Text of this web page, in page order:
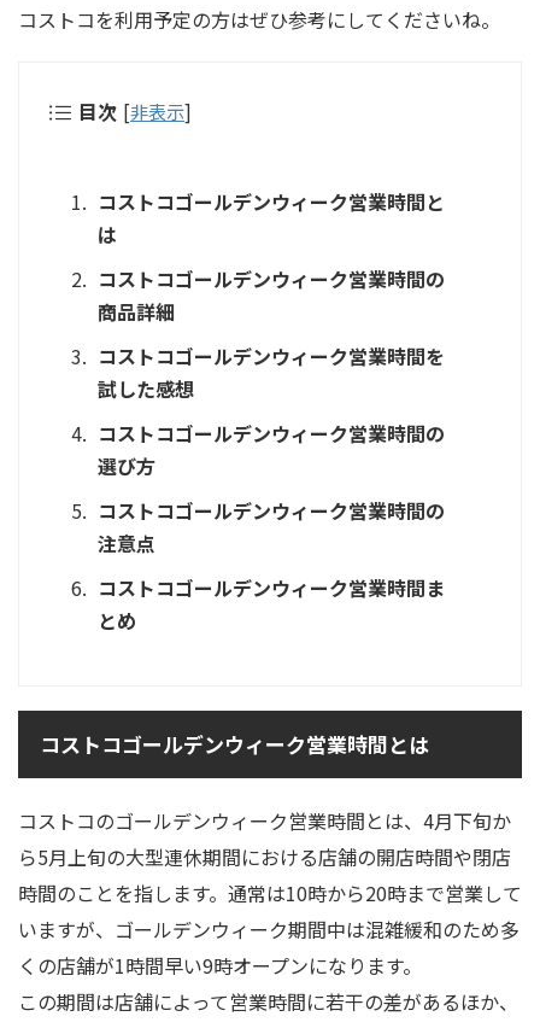
コストコを利用予定の方はぜひ参考にしてくださいね。
目次 [非表示]
コストコゴールデンウィーク営業時間と
は
コストコゴールデンウィーク営業時間の
商品詳細
コストコゴールデンウィーク営業時間を
試した感想
コストコゴールデンウィーク営業時間の
選び方
コストコゴールデンウィーク営業時間の
注意点
コストコゴールデンウィーク営業時間ま
とめ
コストコゴールデンウィーク営業時間とは
コストコのゴールデンウィーク営業時間とは、4月下旬か
ら5月上旬の大型連休期間における店舗の開店時間や閉店
時間のことを指します。通常は10時から20時まで営業して
いますが、ゴールデンウィーク期間中は混雑緩和のため多
くの店舗が1時間早い9時オープンになります。
この期間は店舗によって営業時間に若干の差があるほか、